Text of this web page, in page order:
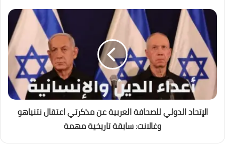
الإتحاد الدولي للصحافة العربية عن مذكرتي اعتقال نتنياهو
وغالانت: سابقة تاريخية مهمة